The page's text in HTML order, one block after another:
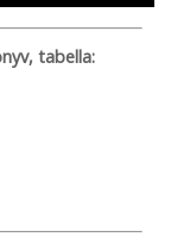
tabella: